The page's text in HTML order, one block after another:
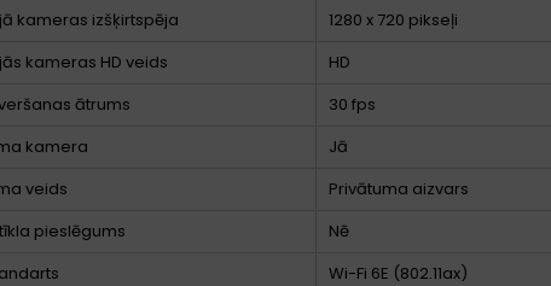
kameras izšķirtspēja
1280 x 720 pikseļi
kameras HD veids
HD
ātrums
30 fps
kamera
Jā
veids
Privātuma aizvars
pieslēgums
Nē
Wi-Fi 6E (802.11ax)